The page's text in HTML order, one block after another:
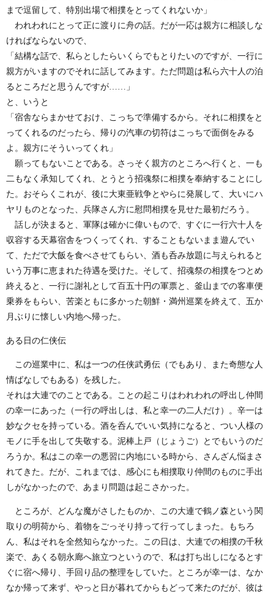
まで逗留して、特別出場で相撲をとってくれないか」
われわれにとって正に渡りに舟の話。だが一応は親方に相談しな
ければならないので、
「結構な話で、私らとしたらいくらでもとりたいのですが、一行に
親方がいますのでそれに話してみます。ただ問題は私ら六十人の泊
るところだと思うんですが……」
と、いうと
「宿舎ならまかせておけ、こっちで準備するから。それに相撲をと
ってくれるのだったら、帰りの汽車の切符はこっちで面倒をみる
よ。親方にそういってくれ」
願ってもないことである。さっそく親方のところへ行くと、一も
二もなく承知してくれ、とうとう招魂祭に相撲を奉納することにし
た。おそらくこれが、後に大東亜戦争とやらに発展して、大いにハ
ヤリものとなった、兵隊さん方に慰問相撲を見せた最初だろう。
話しが決まると、軍隊は確かに偉いもので、すぐに一行六十人を
収容する天幕宿舎をつくってくれ、することもないまま遊んでい
て、ただで大飯を食べさせてもらい、酒も呑み放題に与えられると
いう万事に恵まれた待遇を受けた。そして、招魂祭の相撲をつとめ
終えると、一行に謝礼として百五十円の軍票と、釜山までの客車便
乗券をもらい、苦楽ともに多かった朝鮮・満州巡業を終えて、五か
月ぶりに懐しい内地へ帰った。
ある日の仁侠伝
この巡業中に、私は一つの任侠武勇伝（でもあり、また奇態な人
情ばなしでもある）を残した。
それは大連でのことである。ことの起こりはわれわれの呼出し仲間
の幸一にあった（一行の呼出しは、私と幸一の二人だけ）。辛一は
妙なクセを持っている。酒を呑んでいい気持になると、つい人様の
モノに手を出して失敬する。泥棒上戸（じょうご）とでもいうのだ
ろうか。私はこの幸一の悪習に内地にいる時から、さんざん悩まさ
れてきた。だが、これまでは、感心にも相撲取り仲間のものに手出
しがなかったので、あまり問題は起こさかった。
ところが、どんな魔がさしたものか、この大連で鶴ノ森という関
取りの明荷から、着物をごっそり持って行ってしまった。もちろ
ん、私はそれを全然知らなかった。この日は、大連での相撲の千秋
楽で、あくる朝永廊へ旅立つというので、私は打ち出しになるとす
ぐに宿へ帰り、手回り品の整理をしていた。ところが幸一は、なか
なか帰って来ず、やっと日が暮れてからもどって来たのだが、彼は